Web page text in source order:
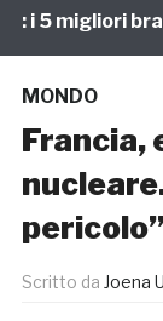
5 migliori
MONDO
Francia,
Scritto da Joena